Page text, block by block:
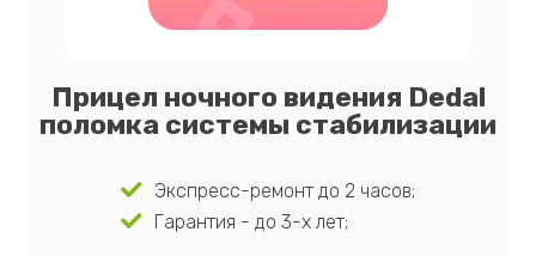
Прицел ночного видения Dedal
поломка системы стабилизации
Экспресс-ремонт до 2 часов;
Гарантия - до 3-х лет;